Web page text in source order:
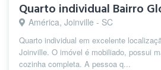
Quarto individual Bairro
América, Joinville - SC
Quarto individual em excelente
Joinville. O imóvel é mobiliado, possui
cozinha completa. A pessoa q...